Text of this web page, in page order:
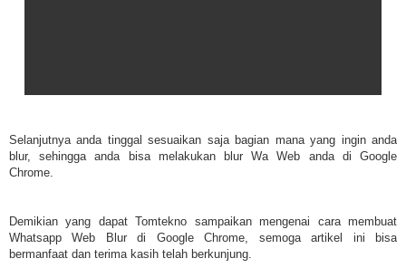
Selanjutnya anda tinggal sesuaikan saja bagian mana yang ingin anda
blur, sehingga anda bisa melakukan blur Wa Web anda di Google
Chrome.
Demikian yang dapat Tomtekno sampaikan mengenai cara membuat
Whatsapp Web Blur di Google Chrome, semoga artikel ini bisa
bermanfaat dan terima kasih telah berkunjung.